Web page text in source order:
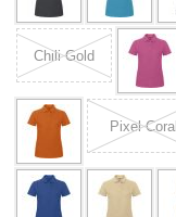
Chili Gold
Pixel Coral